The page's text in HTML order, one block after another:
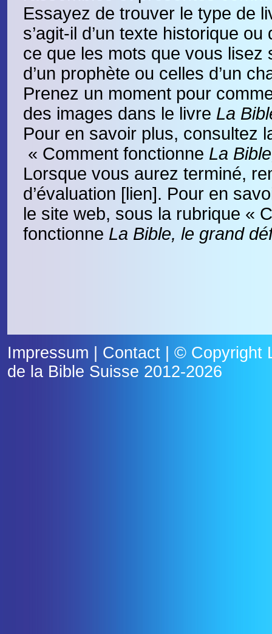
Essayez de trouver le type de
s’agit-il d’un texte historique ou
ce que les mots que vous lisez
d’un prophète ou celles d’un
Prenez un moment pour
des images dans le livre La
Pour en savoir plus, consultez
« Comment fonctionne La
Lorsque vous aurez terminé,
d’évaluation [lien]. Pour en
le site web, sous la rubrique «
fonctionne La Bible, le grand
Impressum Contact| © Copyright
de la Bible Suisse 2012-2026